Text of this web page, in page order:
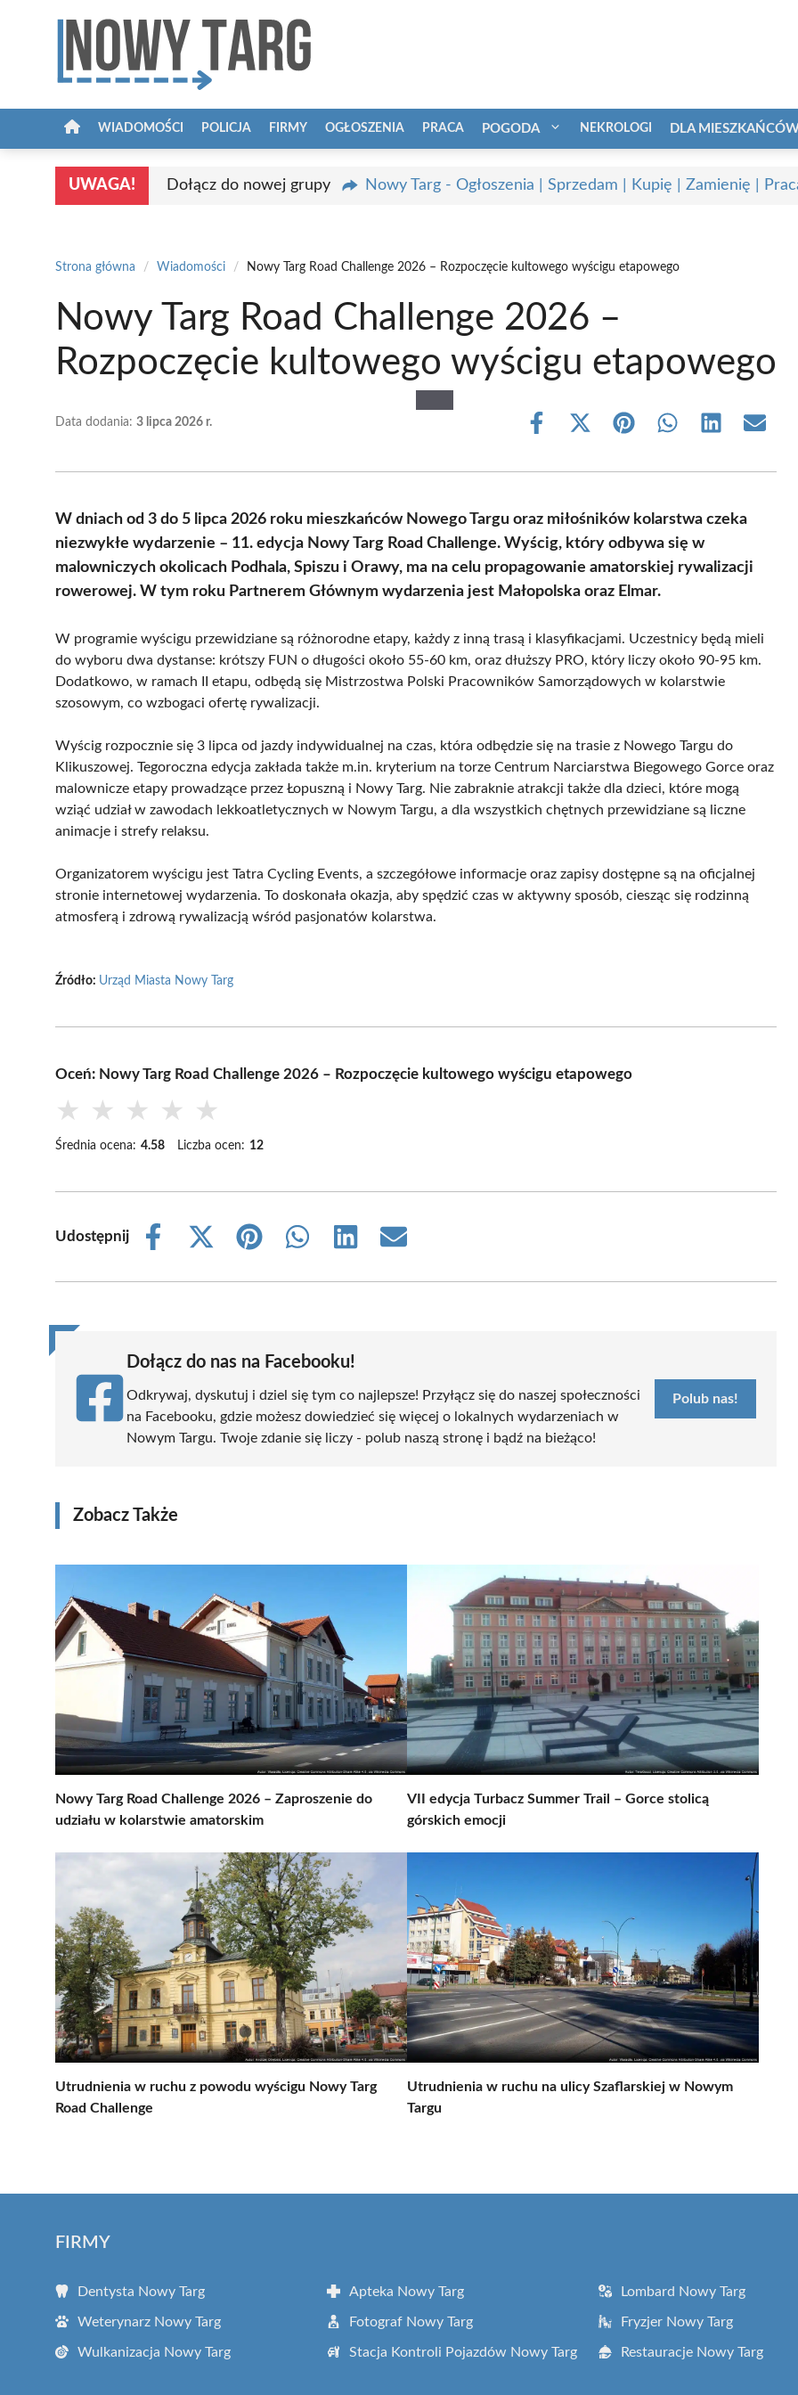
WIADOMOŚCI POLICJA FIRMY OGŁOSZENIA PRACA POGODA NEKROLOGI DLA
UWAGA! Dołącz do nowej grupy Nowy Targ - Ogłoszenia | Sprzedam | Kupię | Zamienię |
Strona główna / Wiadomości / Nowy Targ Road Challenge 2026 – Rozpoczęcie kultowego wyścigu etapowego
Nowy Targ Road Challenge 2026 –
Rozpoczęcie kultowego wyścigu etapowego
Data dodania: 3 lipca 2026 r.
Share
Share
(Twitter)
Share Share Share Share
W dniach od 3 do 5 lipca 2026 roku mieszkańców Nowego Targu oraz miłośników kolarstwa czeka
niezwykłe wydarzenie – 11. edycja Nowy Targ Road Challenge. Wyścig, który odbywa się w
malowniczych okolicach Podhala, Spiszu i Orawy, ma na celu propagowanie amatorskiej rywalizacji
rowerowej. W tym roku Partnerem Głównym wydarzenia jest Małopolska oraz Elmar.
W programie wyścigu przewidziane są różnorodne etapy, każdy z inną trasą i klasyfikacjami. Uczestnicy będą mieli
do wyboru dwa dystanse: krótszy FUN o długości około 55-60 km, oraz dłuższy PRO, który liczy około 90-95 km.
Dodatkowo, w ramach II etapu, odbędą się Mistrzostwa Polski Pracowników Samorządowych w kolarstwie
szosowym, co wzbogaci ofertę rywalizacji.
Wyścig rozpocznie się 3 lipca od jazdy indywidualnej na czas, która odbędzie się na trasie z Nowego Targu do
Klikuszowej. Tegoroczna edycja zakłada także m.in. kryterium na torze Centrum Narciarstwa Biegowego Gorce oraz
malownicze etapy prowadzące przez Łopuszną i Nowy Targ. Nie zabraknie atrakcji także dla dzieci, które mogą
wziąć udział w zawodach lekkoatletycznych w Nowym Targu, a dla wszystkich chętnych przewidziane są liczne
animacje i strefy relaksu.
Organizatorem wyścigu jest Tatra Cycling Events, a szczegółowe informacje oraz zapisy dostępne są na oficjalnej
stronie internetowej wydarzenia. To doskonała okazja, aby spędzić czas w aktywny sposób, ciesząc się rodzinną
atmosferą i zdrową rywalizacją wśród pasjonatów kolarstwa.
Źródło: Urząd Miasta Nowy Targ
Oceń: Nowy Targ Road Challenge 2026 – Rozpoczęcie kultowego wyścigu etapowego
★ ★ ★ ★ ★
Średnia ocena: 4.58 Liczba ocen: 12
Udostępnij
Share
Share
(Twitter)
Share
Share
Share
Share
Dołącz do nas na Facebooku!
Odkrywaj, dyskutuj i dziel się tym co najlepsze! Przyłącz się do naszej społeczności
na Facebooku, gdzie możesz dowiedzieć się więcej o lokalnych wydarzeniach w
Nowym Targu. Twoje zdanie się liczy - polub naszą stronę i bądź na bieżąco!
Polub nas!
Zobacz Także
Nowy Targ Road Challenge 2026 – Zaproszenie do
udziału w kolarstwie amatorskim
VII edycja Turbacz Summer Trail – Gorce stolicą
górskich emocji
Utrudnienia w ruchu z powodu wyścigu Nowy Targ
Road Challenge
Utrudnienia w ruchu na ulicy Szaflarskiej w Nowym
Targu
FIRMY
Dentysta Nowy Targ Apteka Nowy Targ Lombard Nowy Targ
Weterynarz Nowy Targ Fotograf Nowy Targ Fryzjer Nowy Targ
Wulkanizacja Nowy Targ Stacja Kontroli Pojazdów Nowy Targ Restauracje Nowy Targ